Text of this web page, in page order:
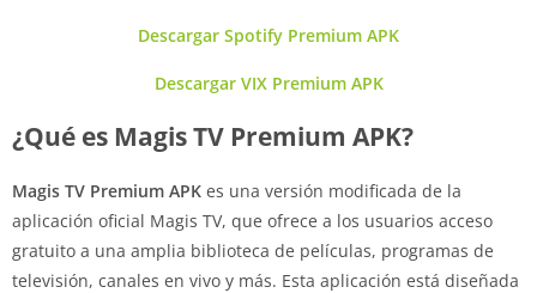
Descargar Spotify Premium APK
Descargar VIX Premium APK
¿Qué es Magis TV Premium APK?
Magis TV Premium APK es una versión modificada de la
aplicación oficial Magis TV, que ofrece a los usuarios acceso
gratuito a una amplia biblioteca de películas, programas de
televisión, canales en vivo y más. Esta aplicación está diseñada